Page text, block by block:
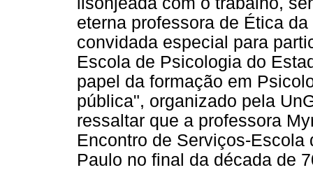
eterna professora de Ética
convidada especial para
Escola de Psicologia do
papel da formação em
pública", organizado pela
ressaltar que a professora
Encontro de Serviços-
Paulo no final da década de